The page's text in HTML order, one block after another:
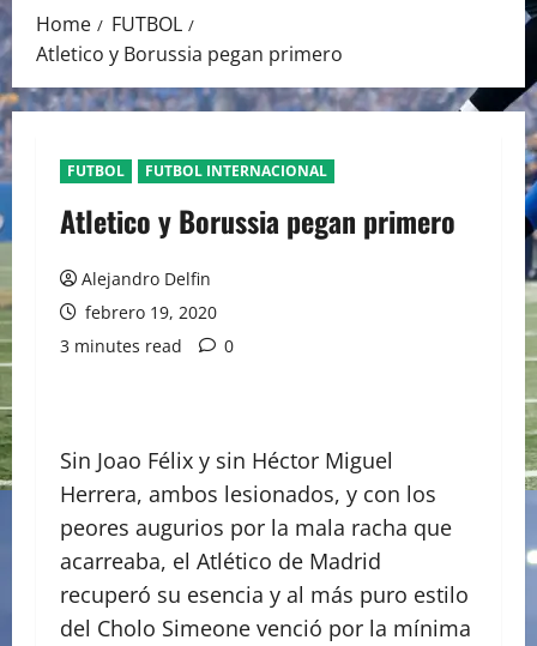
Home
FUTBOL
Atletico y Borussia pegan primero
FUTBOL FUTBOL INTERNACIONAL
Atletico y Borussia pegan primero
Alejandro Delfin
febrero 19, 2020
3 minutes read
0
Sin Joao Félix y sin Héctor Miguel
Herrera, ambos lesionados, y con los
peores augurios por la mala racha que
acarreaba, el Atlético de Madrid
recuperó su esencia y al más puro estilo
del Cholo Simeone venció por la mínima